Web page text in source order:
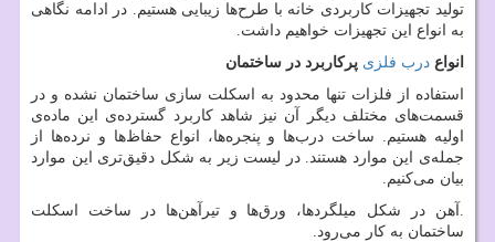
تولید تجهیزات کاربردی خانه با طرح‌ها زیبایی هستیم. در ادامه نگاهی
به انواع این تجهیزات خواهیم داشت.
انواع درب فلزی پرکاربرد در ساختمان
استفاده از فلزات تنها محدود به اسکلت سازی ساختمان نشده و در
قسمت‌های مختلف دیگر آن نیز شاهد کاربرد گسترده‌ی این ماده‌ی
اولیه هستیم. ساخت درب‌ها و پنجره‌ها، انواع حفاظ‌ها و نرده‌ها از
جمله‌ی این موارد هستند. در لیست زیر به شکل دقیق‌تری این موارد
بیان می‌کنیم.
.آهن در شکل میلگردها، ورق‌ها و تیرآهن‌ها در ساخت اسکلت
ساختمان به کار می‌رود.